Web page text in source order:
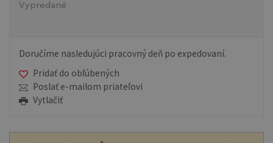
Vypredané
Doručíme nasledujúci pracovný deň po expedovaní.
Pridať do obľúbených
Poslať e-mailom priateľovi
Vytlačiť